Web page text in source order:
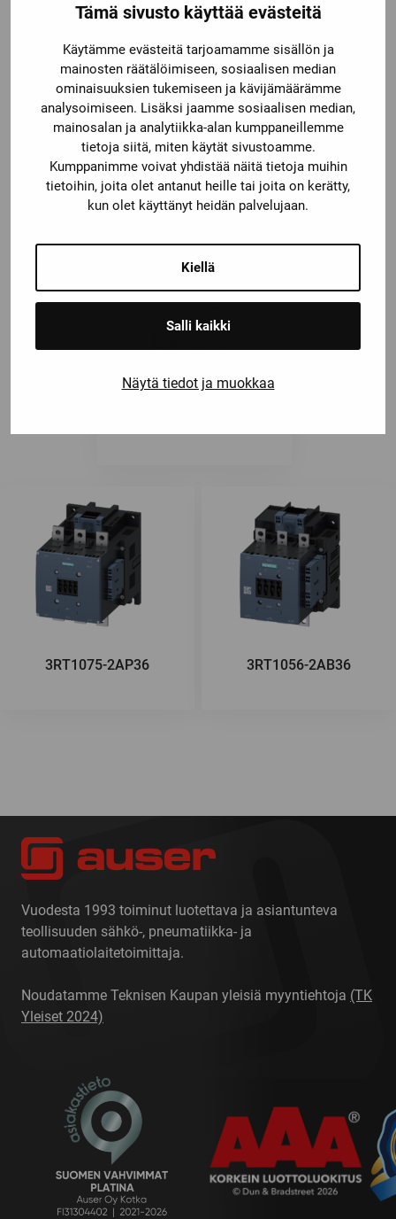
Tämä sivusto käyttää evästeitä
Käytämme evästeitä tarjoamamme sisällön ja
mainosten räätälöimiseen, sosiaalisen median
ominaisuuksien tukemiseen ja kävijämäärämme
analysoimiseen. Lisäksi jaamme sosiaalisen median,
mainosalan ja analytiikka-alan kumppaneillemme
tietoja siitä, miten käytät sivustoamme.
Kumppanimme voivat yhdistää näitä tietoja muihin
tietoihin, joita olet antanut heille tai joita on kerätty,
kun olet käyttänyt heidän palvelujaan.
Kiellä
Salli kaikki
Näytä tiedot ja muokkaa
3RT2015-2BB41
3RT1075-2AP36 3RT1056-2AB36
Vuodesta 1993 toiminut luotettava ja asiantunteva
teollisuuden sähkö-, pneumatiikka- ja
automaatiolaitetoimittaja.
Noudatamme Teknisen Kaupan yleisiä myyntiehtoja (TK
Yleiset 2024)